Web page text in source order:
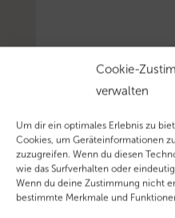
Cookie-
verwalten
Um dir ein optimales Erlebnis zu
Cookies, um Geräteinformationen
zuzugreifen. Wenn du diesen
wie das Surfverhalten oder
Wenn du deine Zustimmung nicht
bestimmte Merkmale und